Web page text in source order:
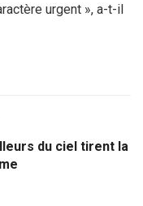
urgent », a-t-il
du ciel tirent la